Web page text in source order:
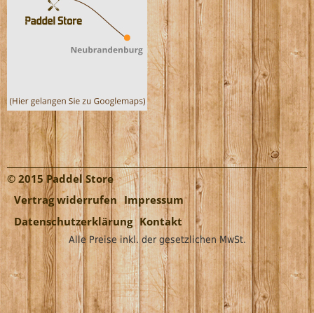
© 2015 Paddel Store
Vertrag widerrufen Impressum
Datenschutzerklärung Kontakt
Alle Preise inkl. der gesetzlichen MwSt.